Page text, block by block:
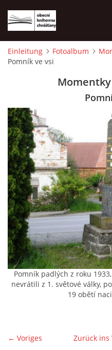
EINLEITUNG
© 2026 eStránky.cz |
Einleitung Fotoalbum
Pomník ve vsi
Pomník padlých z roku
nevrátili z 1. světové války,
19 obětí
← Voriges
Zurück ins